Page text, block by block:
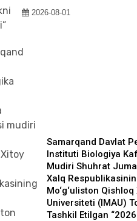
2026-08-01
Samarqand Davlat
Instituti Biologiya
Mudiri Shuhrat
Xalq
Mo‘g‘uliston Qishloq
Universiteti (IMAU)
Tashkil Etilgan “2026